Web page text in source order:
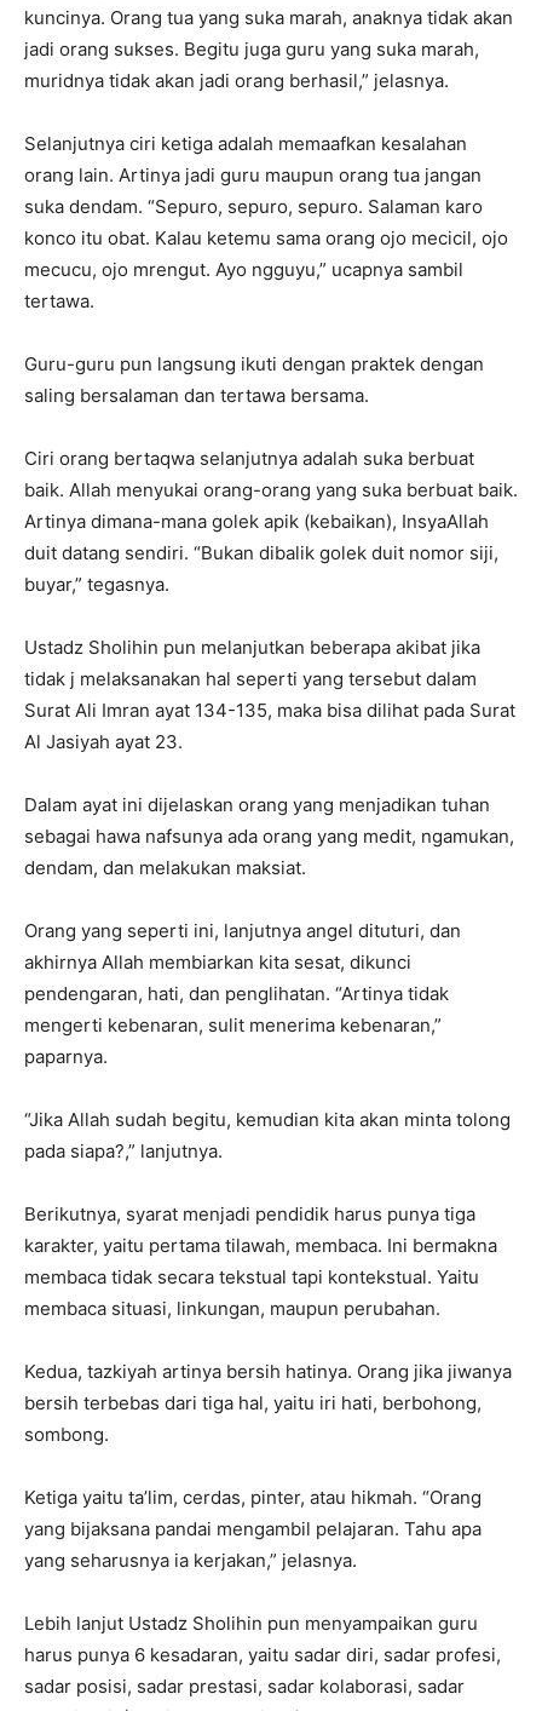
kuncinya. Orang tua yang suka marah, anaknya tidak akan
jadi orang sukses. Begitu juga guru yang suka marah,
muridnya tidak akan jadi orang berhasil,” jelasnya.
Selanjutnya ciri ketiga adalah memaafkan kesalahan
orang lain. Artinya jadi guru maupun orang tua jangan
suka dendam. “Sepuro, sepuro, sepuro. Salaman karo
konco itu obat. Kalau ketemu sama orang ojo mecicil, ojo
mecucu, ojo mrengut. Ayo ngguyu,” ucapnya sambil
tertawa.
Guru-guru pun langsung ikuti dengan praktek dengan
saling bersalaman dan tertawa bersama.
Ciri orang bertaqwa selanjutnya adalah suka berbuat
baik. Allah menyukai orang-orang yang suka berbuat baik.
Artinya dimana-mana golek apik (kebaikan), InsyaAllah
duit datang sendiri. “Bukan dibalik golek duit nomor siji,
buyar,” tegasnya.
Ustadz Sholihin pun melanjutkan beberapa akibat jika
tidak j melaksanakan hal seperti yang tersebut dalam
Surat Ali Imran ayat 134-135, maka bisa dilihat pada Surat
Al Jasiyah ayat 23.
Dalam ayat ini dijelaskan orang yang menjadikan tuhan
sebagai hawa nafsunya ada orang yang medit, ngamukan,
dendam, dan melakukan maksiat.
Orang yang seperti ini, lanjutnya angel dituturi, dan
akhirnya Allah membiarkan kita sesat, dikunci
pendengaran, hati, dan penglihatan. “Artinya tidak
mengerti kebenaran, sulit menerima kebenaran,”
paparnya.
“Jika Allah sudah begitu, kemudian kita akan minta tolong
pada siapa?,” lanjutnya.
Berikutnya, syarat menjadi pendidik harus punya tiga
karakter, yaitu pertama tilawah, membaca. Ini bermakna
membaca tidak secara tekstual tapi kontekstual. Yaitu
membaca situasi, linkungan, maupun perubahan.
Kedua, tazkiyah artinya bersih hatinya. Orang jika jiwanya
bersih terbebas dari tiga hal, yaitu iri hati, berbohong,
sombong.
Ketiga yaitu ta’lim, cerdas, pinter, atau hikmah. “Orang
yang bijaksana pandai mengambil pelajaran. Tahu apa
yang seharusnya ia kerjakan,” jelasnya.
Lebih lanjut Ustadz Sholihin pun menyampaikan guru
harus punya 6 kesadaran, yaitu sadar diri, sadar profesi,
sadar posisi, sadar prestasi, sadar kolaborasi, sadar